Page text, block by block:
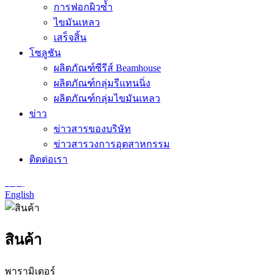
การฟอกผิวซ้ำ
ไขมันเหลว
เสร็จสิ้น
โซลูชัน
ผลิตภัณฑ์ซีรีส์ Beamhouse
ผลิตภัณฑ์กลุ่มรีแทนนิ่ง
ผลิตภัณฑ์กลุ่มไขมันเหลว
ข่าว
ข่าวสารของบริษัท
ข่าวสารวงการอุตสาหกรรม
ติดต่อเรา
English
สินค้า
พารามิเตอร์